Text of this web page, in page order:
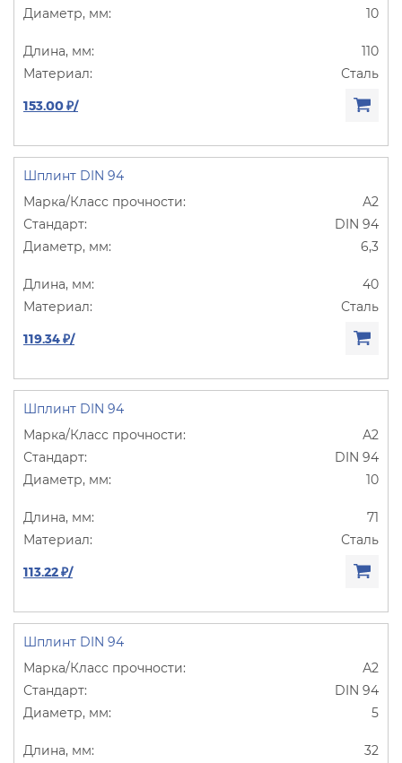
10
110
Сталь
153.00 ₽/
Шплинт DIN 94
А2
DIN 94
6,3
40
Сталь
119.34 ₽/
Шплинт DIN 94
А2
DIN 94
10
71
Сталь
113.22 ₽/
Шплинт DIN 94
А2
DIN 94
5
32